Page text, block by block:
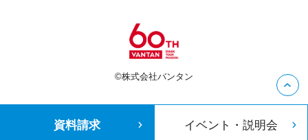
©株式会社バンタン
資料請求 イベント・説明会